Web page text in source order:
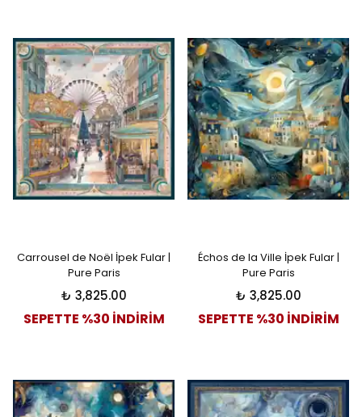
Carrousel de Noël İpek Fular |
Pure Paris
₺ 3,825.00
SEPETTE %30 İNDİRİM
Échos de la Ville İpek Fular |
Pure Paris
₺ 3,825.00
SEPETTE %30 İNDİRİM